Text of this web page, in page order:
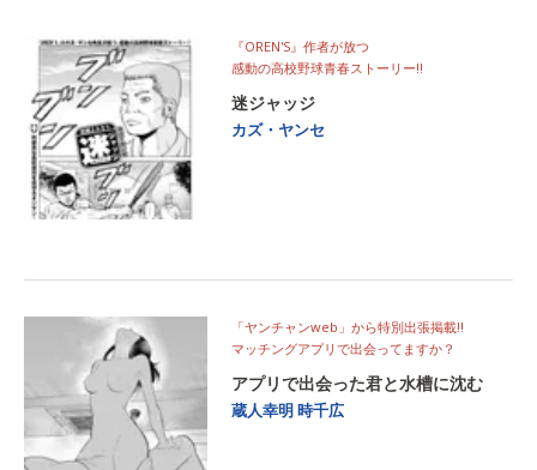
『OREN'S』作者が放つ
感動の高校野球青春ストーリー‼
迷ジャッジ
カズ・ヤンセ
「ヤンチャンweb」から特別出張掲載‼
マッチングアプリで出会ってますか？
アプリで出会った君と水槽に沈む
蔵人幸明 時千広